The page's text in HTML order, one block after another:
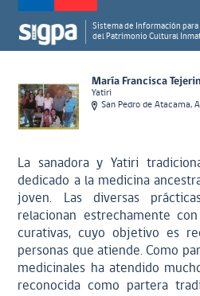
Sistema de Información para
del Patrimonio Cultural
María Francisca
Yatiri
San Pedro de Atacama,
La sanadora y Yatiri
dedicado a la medicina
joven. Las diversas
relacionan estrechamente
curativas, cuyo objetivo es
personas que atiende. Como
medicinales ha atendido
reconocida como partera